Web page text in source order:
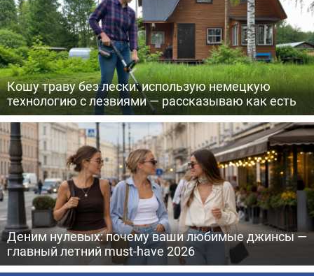
Кошу траву без лески: использую немецкую
технологию с лезвиями — рассказываю как есть
Деним нулевых: почему ваши любимые джинсы —
главный летний must-have 2026